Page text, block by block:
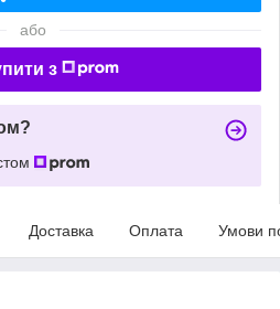
або
з
Доставка Оплата Умови